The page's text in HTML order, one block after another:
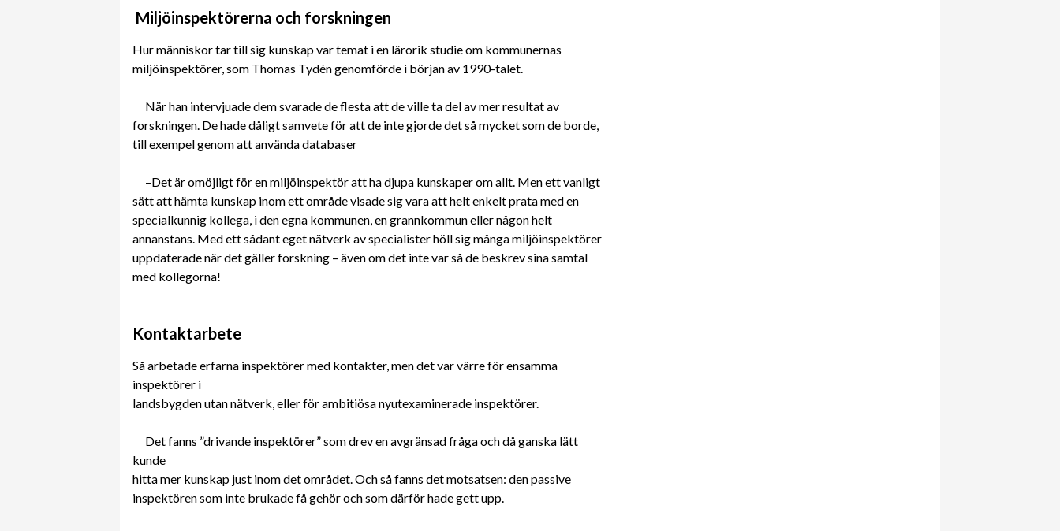
Miljöinspektörerna och forskningen
Hur människor tar till sig kunskap var temat i en lärorik studie om kommunernas
miljöinspektörer, som Thomas Tydén genomförde i början av 1990-talet.
När han intervjuade dem svarade de flesta att de ville ta del av mer resultat av
forskningen. De hade dåligt samvete för att de inte gjorde det så mycket som de borde,
till exempel genom att använda databaser
–Det är omöjligt för en miljöinspektör att ha djupa kunskaper om allt. Men ett vanligt
sätt att hämta kunskap inom ett område visade sig vara att helt enkelt prata med en
specialkunnig kollega, i den egna kommunen, en grannkommun eller någon helt
annanstans. Med ett sådant eget nätverk av specialister höll sig många miljöinspektörer
uppdaterade när det gäller forskning – även om det inte var så de beskrev sina samtal
med kollegorna!
Kontaktarbete
Så arbetade erfarna inspektörer med kontakter, men det var värre för ensamma
inspektörer i
landsbygden utan nätverk, eller för ambitiösa nyutexaminerade inspektörer.
Det fanns ”drivande inspektörer” som drev en avgränsad fråga och då ganska lätt
kunde
hitta mer kunskap just inom det området. Och så fanns det motsatsen: den passive
inspektören som inte brukade få gehör och som därför hade gett upp.